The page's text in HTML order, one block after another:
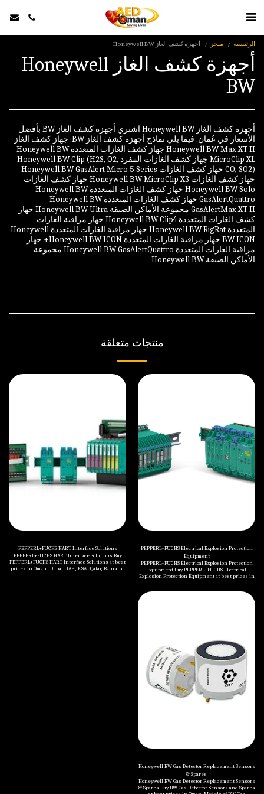
الرئيسية متجر أجهزة كشف الغاز Honeywell BW
أجهزة كشف الغاز Honeywell
BW
أجهزة كشف الغاز Honeywell BW اشتري أجهزة كشف الغاز BW بأفضل
الأسعار في عُمان. فيما يلي نماذج أجهزة كشف الغاز BW: جهاز كشف الغاز
Honeywell BW Max XT II جهاز كشف الغازات المتعددة Honeywell BW
MicroClip XL جهاز كشف الغازات المفرد Honeywell BW Clip (H2S, O2,
CO, SO2) جهاز كشف الغازات Honeywell BW GasAlert Micro 5 Series
جهاز كشف الغازات Honeywell BW MicroClip X3 جهاز كشف الغازات
Honeywell BW Solo جهاز كشف الغازات المتعددة Honeywell BW
GasAlertQuattro جهاز كشف الغازات المتعددة Honeywell BW
GasAlertMax XT II مجموعة الأماكن الضيقة Honeywell BW Ultra جهاز
كشف الغازات المتعددة Honeywell BW Clip4 جهاز مراقبة الغازات
المتعددة Honeywell BW RigRat جهاز مراقبة الغازات المتعددة Honeywell
BW ICON جهاز مراقبة الغازات المتعددة Honeywell BW ICON+ جهاز
مراقبة الغازات المتعددة Honeywell BW GasAlertQuattro مجموعة
الأماكن الضيقة Honeywell BW
منتجات متعلقة
PEPPERL+FUCHS Electrical Explosion Protection
Equipment
PEPPERL+FUCHS Electrical Explosion Protection
Equipment Buy PEPPERL+FUCHS Electrical
Explosion Protection Equipment at best prices in
and Distribution Panels (Ex de) Switch
Disconnectors and Safety Switches (Ex e) Switch
Disconnectors (Ex d) Cable Glands and
Accessories (Ex d, Ex e, Ex i) Enclosures (Ex d, Ex
e) Signaling Devices and Other Products (Ex d, Ex
e) Plugs and Sockets (Ex de)
PEPPERL+FUCHS HART Interface Solutions
PEPPERL+FUCHS HART Interface Solutions Buy
PEPPERL+FUCHS HART Interface Solutions at best
prices in Oman , Dubai UAE , KSA , Qatar, Bahrain ,
Honeywell BW Gas Detector Replacement Sensors
& Spares
Honeywell BW Gas Detector Replacement Sensors
& Spares Buy BW Gas Detector Sensors and Spares